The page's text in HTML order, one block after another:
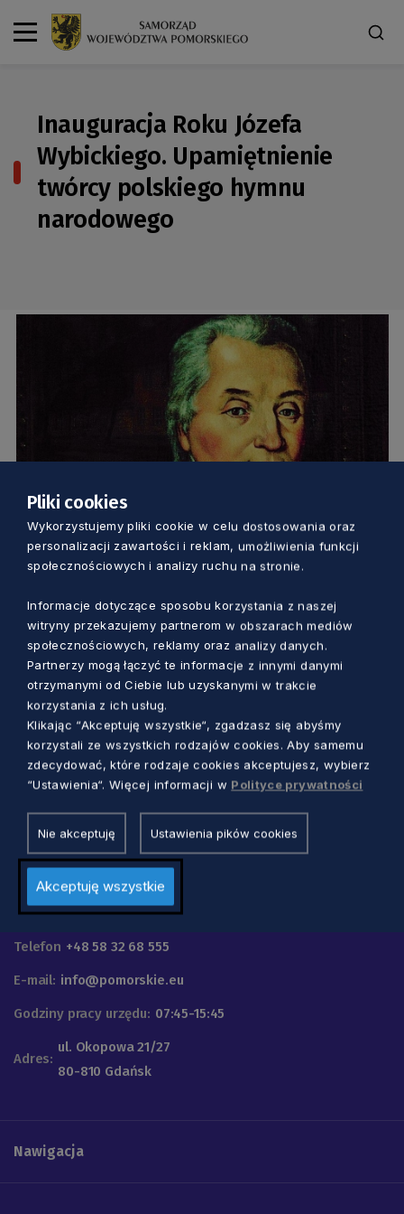
Inauguracja Roku Józefa
Wybickiego. Upamiętnienie
twórcy polskiego hymnu
narodowego
KULTURA
Upamiętnienie twórcy polskiego hymnu
narodowego
Marcin Szumny 4 lata temu
Urząd Marszałkowski
Województwa Pomorskiego
Telefon +48 58 32 68 555
E-mail: info@pomorskie.eu
Godziny pracy urzędu: 07:45-15:45
Adres:
ul. Okopowa 21/27
80-810 Gdańsk
Nawigacja
Pliki cookies
Wykorzystujemy pliki cookie w celu dostosowania oraz
personalizacji zawartości i reklam, umożliwienia funkcji
społecznościowych i analizy ruchu na stronie.
Informacje dotyczące sposobu korzystania z naszej
witryny przekazujemy partnerom w obszarach mediów
społecznościowych, reklamy oraz analizy danych.
Partnerzy mogą łączyć te informacje z innymi danymi
otrzymanymi od Ciebie lub uzyskanymi w trakcie
korzystania z ich usług.
Klikając “Akceptuję wszystkie“, zgadzasz się abyśmy
korzystali ze wszystkich rodzajów cookies. Aby samemu
zdecydować, które rodzaje cookies akceptujesz, wybierz
“Ustawienia“. Więcej informacji w Polityce prywatności
Nie akceptuję Ustawienia pików cookies
Akceptuję wszystkie